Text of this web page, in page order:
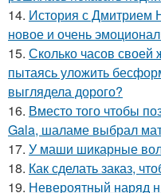
14. История с Дмитрием
новое и очень
15. Сколько часов своей
пытаясь уложить
выглядела дорого?
16. Вместо того чтобы
Gala, шаламе выбрал
17. У маши шикарные
18. Как сделать заказ,
19. Невероятный наряд